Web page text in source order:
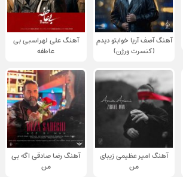
آهنگ آصف آریا خوابتو دیدم
(کنسرت ورژن)
آهنگ علی لهراسبی بی
عاطفه
آهنگ امیر عظیمی زیبای
من
آهنگ رضا صادقی اگه بی
من